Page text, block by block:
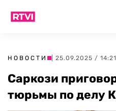
НОВОСТИ | 25.09.2025 / 14:21
Саркози
тюрьмы по делу